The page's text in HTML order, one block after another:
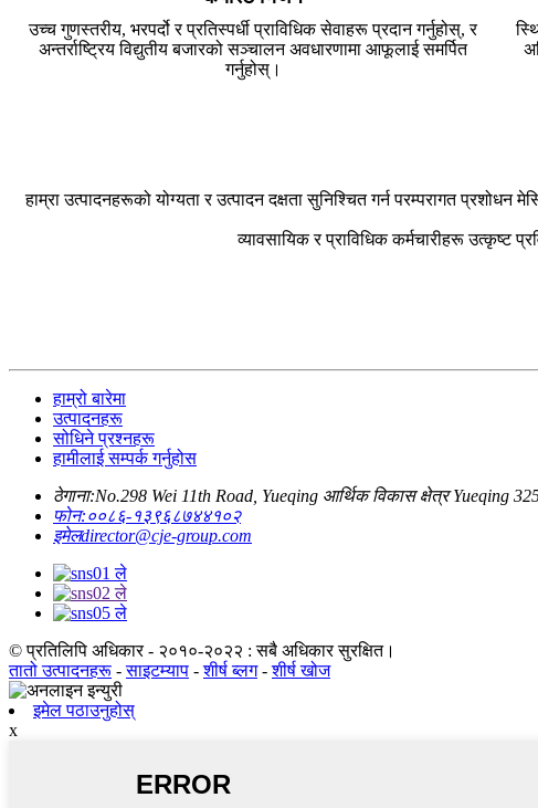
उच्च गुणस्तरीय, भरपर्दो र प्रतिस्पर्धी प्राविधिक सेवाहरू प्रदान गर्नुहोस्, र
अन्तर्राष्ट्रिय विद्युतीय बजारको सञ्चालन अवधारणामा आफूलाई समर्पित
गर्नुहोस्।
हाम्रा उत्पादनहरूको योग्यता र उत्पादन दक्षता सुनिश्चित गर्न परम्परागत
व्यावसायिक र प्राविधिक कर्मचारीहरू
हाम्रो बारेमा
उत्पादनहरू
सोधिने प्रश्नहरू
हामीलाई सम्पर्क गर्नुहोस
ठेगाना:No.298 Wei 11th Road, Yueqing आर्थिक विकास क्षेत्र Yueqing
फोन:००८६-१३९६८७४४१०२
इमेलdirector@cje-group.com
© प्रतिलिपि अधिकार - २०१०-२०२२ : सबै अधिकार सुरक्षित।
तातो उत्पादनहरू -साइटम्याप -शीर्ष ब्लग-शीर्ष खोज
इमेल पठाउनुहोस्
x